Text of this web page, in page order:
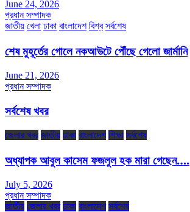
June 24, 2026
প্রধান সম্পাদক
জাতীয় খেলা ঢাকা বাংলাদেশ বিশ্ব সর্বশেষ
শেষ মুহূর্তের গোলে নকআউটে পৌঁছে গেলো জার্মানি
June 21, 2026
প্রধান সম্পাদক
সর্বশেষ খবর
জেলার খবর জাতীয় ঢাকা বাংলাদেশ শিক্ষা সর্বশেষ
অধ্যাপক আবুল কাসেম ফজলুল হক মারা গেছেন….
July 5, 2026
প্রধান সম্পাদক
জাতীয় জেলার খবর ঢাকা বাংলাদেশ সর্বশেষ